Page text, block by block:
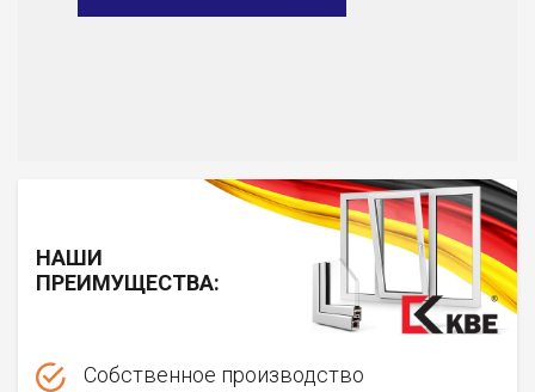
НАШИ
ПРЕИМУЩЕСТВА:
Собственное производство